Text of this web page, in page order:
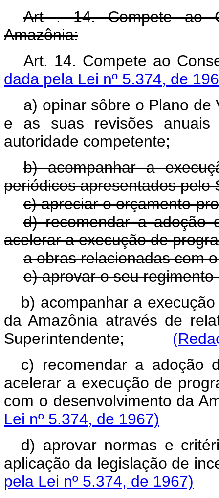
Art . 14. Compete ao
Amazônia:
Art. 14. Compete ao
dada pela Lei nº 5.374, de
a) opinar sôbre o Plano de
e as suas revisões anuais
autoridade competente;
b) acompanhar a
periódicos apresentados pelo
c) apreciar o orçamento-
d) recomendar a adoção
acelerar a execução de
a obras relacionadas com
e) aprovar o seu regimento
b) acompanhar a
da Amazônia através de
Superintendente;
c) recomendar a adoção
acelerar a execução de
com o desenvolvimento
Lei nº 5.374, de 1967)
d) aprovar normas e
aplicação da legislação
pela Lei nº 5.374, de 1967)